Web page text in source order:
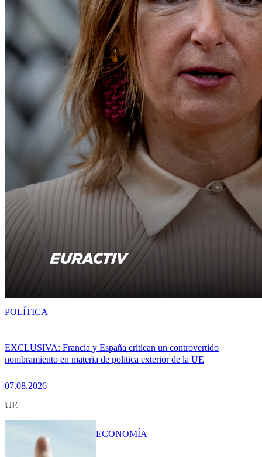
EXCLUSIVA: Francia y España critican un controvertido
nombramiento en materia de política exterior de la UE
07.08.2026
POLÍTICA
UE
ECONOMÍA